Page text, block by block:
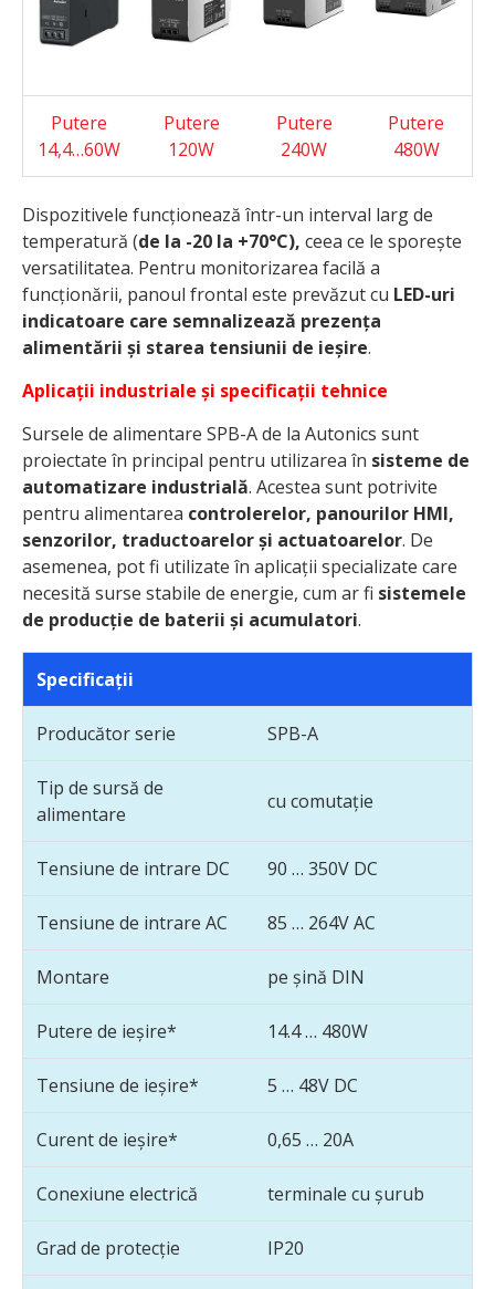
Putere
14,4…60W
Putere
120W
Putere
240W
Putere
480W
Dispozitivele funcționează într-un interval larg de
temperatură (de la -20 la +70°C), ceea ce le sporește
versatilitatea. Pentru monitorizarea facilă a
funcționării, panoul frontal este prevăzut cu LED-uri
indicatoare care semnalizează prezența
alimentării și starea tensiunii de ieșire.
Aplicații industriale și specificații tehnice
Sursele de alimentare SPB-A de la Autonics sunt
proiectate în principal pentru utilizarea în sisteme de
automatizare industrială. Acestea sunt potrivite
pentru alimentarea controlerelor, panourilor HMI,
senzorilor, traductoarelor și actuatoarelor. De
asemenea, pot fi utilizate în aplicații specializate care
necesită surse stabile de energie, cum ar fi sistemele
de producție de baterii și acumulatori.
Specificații
Producător serie SPB-A
Tip de sursă de
alimentare
cu comutație
Tensiune de intrare DC 90 … 350V DC
Tensiune de intrare AC 85 … 264V AC
Montare pe șină DIN
Putere de ieșire* 14.4 … 480W
Tensiune de ieșire* 5 … 48V DC
Curent de ieșire* 0,65 … 20A
Conexiune electrică terminale cu șurub
Grad de protecție IP20